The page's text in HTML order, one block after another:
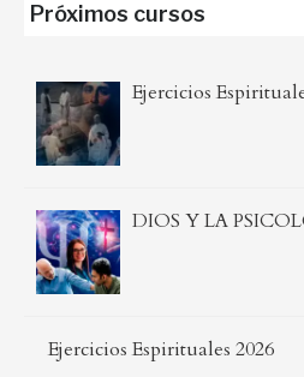
Próximos cursos
Ejercicios
DIOS Y LA
Ejercicios Espirituales 2026